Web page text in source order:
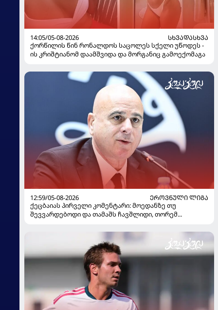
14:05/05-08-2026
ᲡᲮᲕᲐᲓᲐᲡᲮᲕᲐ
ქორწილის წინ რონალდოს საცოლეს სქელი უწოდეს -
ის კრიშტიანომ დაამშვიდა და მორგანიც გამოექომაგა
12:59/05-08-2026
ᲔᲠᲝᲕᲜᲣᲚᲘ ᲚᲘᲒᲐ
ქეცბაიას პირველი კომენტარი: მოედანზე თუ
შევვარდებოდი და თამაშს ჩავშლიდი, თორემ...